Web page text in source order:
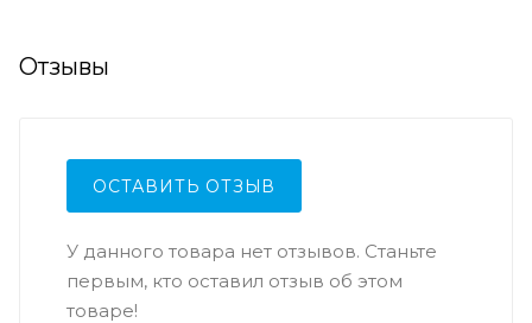
Отзывы
ОСТАВИТЬ ОТЗЫВ
У данного товара нет отзывов. Станьте
первым, кто оставил отзыв об этом
товаре!